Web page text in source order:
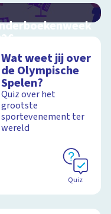
Wat weet jij over
de Olympische
Spelen?
Quiz over het
grootste
sportevenement ter
wereld
Quiz